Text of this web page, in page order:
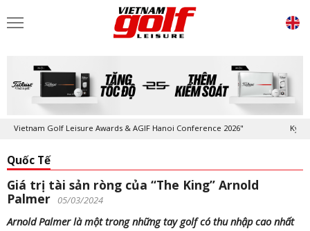
Golf Leisure Awards & AGIF Hanoi Conference 2026" Kỷ niệm
Quốc Tế
Giá trị tài sản ròng của “The King” Arnold
Palmer 05/03/2024
Arnold Palmer là một trong những tay golf có thu nhập cao nhất